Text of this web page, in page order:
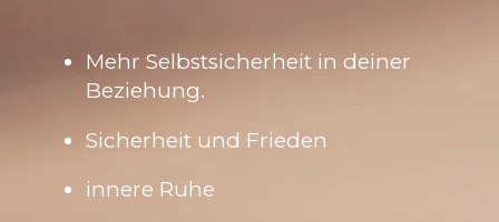
Mehr Selbstsicherheit in deiner
Beziehung.
Sicherheit und Frieden
innere Ruhe